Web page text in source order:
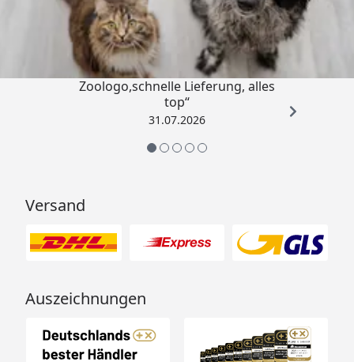
4,74/ 5
„Gute Erfahrung mit
Zoologo,schnelle Lieferung, alles
top“
31.07.2026
Versand
Auszeichnungen